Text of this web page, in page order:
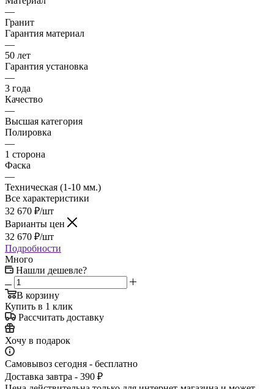
—
Гранит
Гарантия материал
—
50 лет
Гарантия установка
—
3 года
Качество
—
Высшая категория
Полировка
—
1 сторона
Фаска
—
Техническая (1-10 мм.)
Все характеристики
32 670 ₽/шт
Варианты цен
32 670 ₽/шт
Подробности
Много
Нашли дешевле?
В корзину
Купить в 1 клик
Рассчитать доставку
Хочу в подарок
Самовывоз сегодня - бесплатно
Доставка завтра - 390 ₽